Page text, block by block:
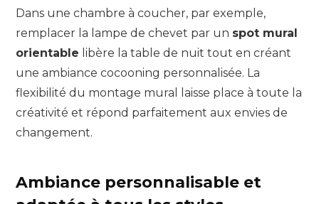
Dans une chambre à coucher, par exemple,
remplacer la lampe de chevet par un spot mural
orientable libère la table de nuit tout en créant
une ambiance cocooning personnalisée. La
flexibilité du montage mural laisse place à toute la
créativité et répond parfaitement aux envies de
changement.
Ambiance personnalisable et